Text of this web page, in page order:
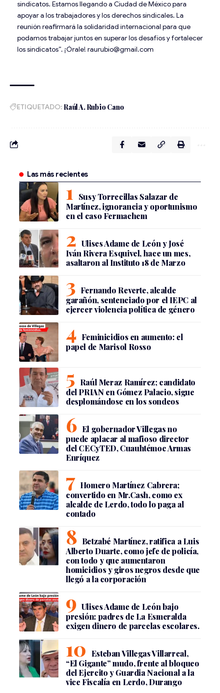
sindicatos. Estamos llegando a Ciudad de México para
apoyar a los trabajadores y los derechos sindicales. La
reunión reafirmará la solidaridad internacional para que
podamos trabajar juntos en superar los desafíos y fortalecer
los sindicatos”. ¡Órale! raurubio@gmail.com
ETIQUETADO: Raúl A. Rubio Cano
Las más recientes
Susy Torrecillas Salazar de
Martínez, ignorancia y oportunismo
en el caso Fermachem
Ulises Adame de León y José
Iván Rivera Esquivel, hace un mes,
asaltaron al Instituto 18 de Marzo
Fernando Reverte, alcalde
garañón, sentenciado por el IEPC al
ejercer violencia política de género
Feminicidios en aumento: el
papel de Marisol Rosso
Raúl Meraz Ramírez; candidato
del PRIAN en Gómez Palacio, sigue
desplomándose en los sondeos
El gobernador Villegas no
puede aplacar al mafioso director
del CECyTED, Cuauhtémoc Armas
Enríquez
Homero Martínez Cabrera;
convertido en Mr.Cash, como ex
alcalde de Lerdo, todo lo paga al
contado
Betzabé Martínez, ratifica a Luis
Alberto Duarte, como jefe de policía,
con todo y que aumentaron
homicidios y giros negros desde que
llegó a la corporación
Ulises Adame de León bajo
presión: padres de La Esmeralda
exigen dinero de parcelas escolares.
Esteban Villegas Villarreal,
“El Gigante” mudo, frente al bloqueo
del Ejercito y Guardia Nacional a la
vice Fiscalía en Lerdo, Durango